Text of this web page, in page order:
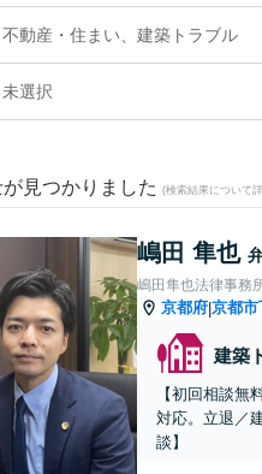
不動産・住まい、建築トラブル
未選択
が見つかりました (検索結果について
嶋田 隼也
嶋田隼也法律事務
京都府|京都市
建築
【初回相談
対応。立退／
談】